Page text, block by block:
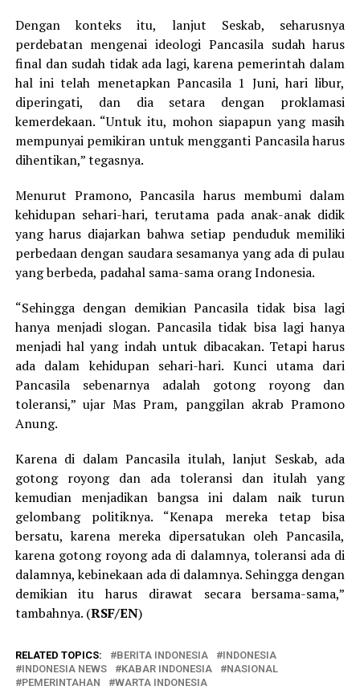
Dengan konteks itu, lanjut Seskab, seharusnya
perdebatan mengenai ideologi Pancasila sudah harus
final dan sudah tidak ada lagi, karena pemerintah dalam
hal ini telah menetapkan Pancasila 1 Juni, hari libur,
diperingati, dan dia setara dengan proklamasi
kemerdekaan. “Untuk itu, mohon siapapun yang masih
mempunyai pemikiran untuk mengganti Pancasila harus
dihentikan,” tegasnya.
Menurut Pramono, Pancasila harus membumi dalam
kehidupan sehari-hari, terutama pada anak-anak didik
yang harus diajarkan bahwa setiap penduduk memiliki
perbedaan dengan saudara sesamanya yang ada di pulau
yang berbeda, padahal sama-sama orang Indonesia.
“Sehingga dengan demikian Pancasila tidak bisa lagi
hanya menjadi slogan. Pancasila tidak bisa lagi hanya
menjadi hal yang indah untuk dibacakan. Tetapi harus
ada dalam kehidupan sehari-hari. Kunci utama dari
Pancasila sebenarnya adalah gotong royong dan
toleransi,” ujar Mas Pram, panggilan akrab Pramono
Anung.
Karena di dalam Pancasila itulah, lanjut Seskab, ada
gotong royong dan ada toleransi dan itulah yang
kemudian menjadikan bangsa ini dalam naik turun
gelombang politiknya. “Kenapa mereka tetap bisa
bersatu, karena mereka dipersatukan oleh Pancasila,
karena gotong royong ada di dalamnya, toleransi ada di
dalamnya, kebinekaan ada di dalamnya. Sehingga dengan
demikian itu harus dirawat secara bersama-sama,”
tambahnya. (RSF/EN)
RELATED TOPICS: BERITA INDONESIA
INDONESIA
INDONESIA NEWS
KABAR INDONESIA
NASIONAL
PEMERINTAHAN
WARTA INDONESIA